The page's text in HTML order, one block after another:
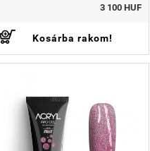
3 100 HUF
Kosárba rakom!